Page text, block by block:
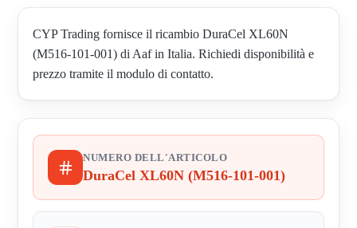
CYP Trading fornisce il ricambio DuraCel XL60N
(M516-101-001) di Aaf in Italia. Richiedi disponibilità e
prezzo tramite il modulo di contatto.
NUMERO DELL'ARTICOLO
DuraCel XL60N (M516-101-001)